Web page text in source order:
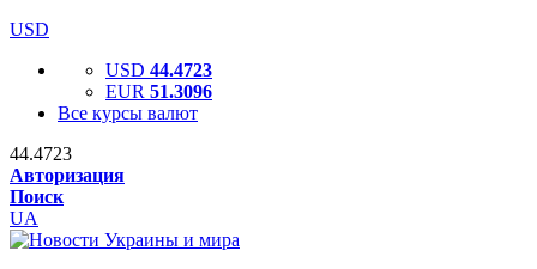
USD
USD 44.4723
EUR 51.3096
Все курсы валют
44.4723
Авторизация
Поиск
UA